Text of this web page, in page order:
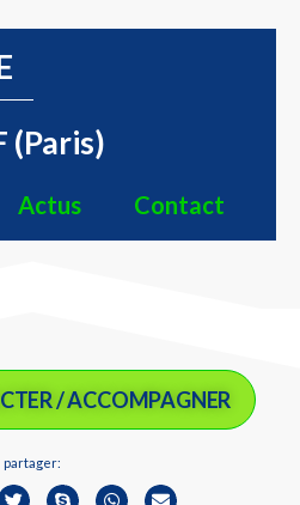
(Paris)
Actus Contact
/ ACCOMPAGNER
partager: